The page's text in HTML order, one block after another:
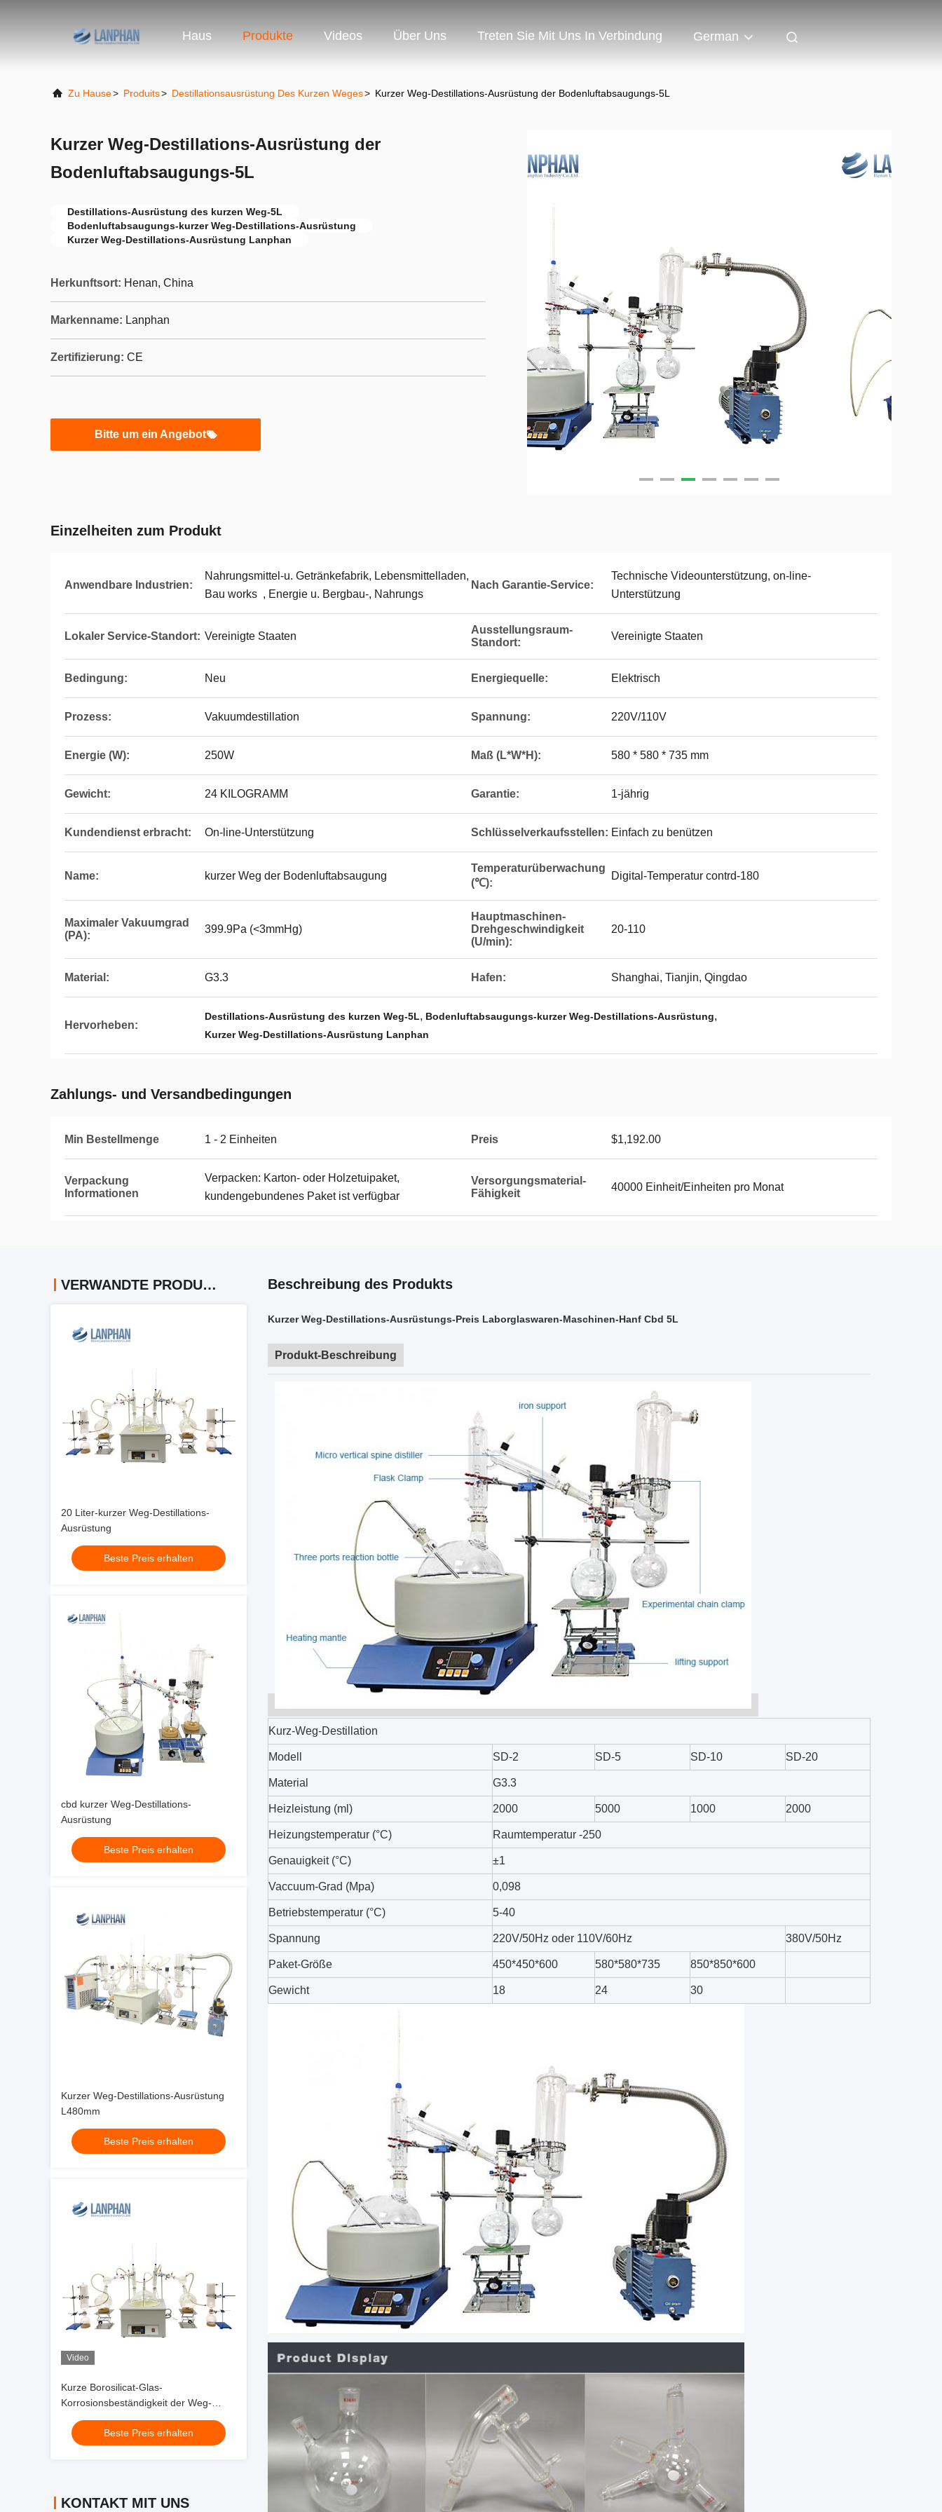
Haus Produkte Videos Über Uns Treten Sie Mit Uns In Verbindung German
Zu Hause> Produits> Destillationsausrüstung Des Kurzen Weges> Kurzer Weg-Destillations-Ausrüstung der Bodenluftabsaugungs-5L
Kurzer Weg-Destillations-Ausrüstung der
Bodenluftabsaugungs-5L
Destillations-Ausrüstung des kurzen Weg-5L
Bodenluftabsaugungs-kurzer Weg-Destillations-Ausrüstung
Kurzer Weg-Destillations-Ausrüstung Lanphan
Herkunftsort: Henan, China
Markenname: Lanphan
Zertifizierung: CE
Bitte um ein Angebot
Einzelheiten zum Produkt
Anwendbare Industrien:
Nahrungsmittel-u. Getränkefabrik, Lebensmittelladen,
Bau works , Energie u. Bergbau-, Nahrungs
Nach Garantie-Service:
Technische Videounterstützung, on-line-
Unterstützung
Lokaler Service-Standort: Vereinigte Staaten
Ausstellungsraum-
Standort:
Vereinigte Staaten
Bedingung: Neu Energiequelle: Elektrisch
Prozess: Vakuumdestillation Spannung: 220V/110V
Energie (W): 250W Maß (L*W*H): 580 * 580 * 735 mm
Gewicht: 24 KILOGRAMM Garantie: 1-jährig
Kundendienst erbracht: On-line-Unterstützung Schlüsselverkaufsstellen: Einfach zu benützen
Name: kurzer Weg der Bodenluftabsaugung
Temperaturüberwachung
(℃):
Digital-Temperatur contrd-180
Maximaler Vakuumgrad
(PA):
399.9Pa (<3mmHg)
Hauptmaschinen-
Drehgeschwindigkeit
(U/min):
20-110
Material: G3.3 Hafen: Shanghai, Tianjin, Qingdao
Hervorheben:
Destillations-Ausrüstung des kurzen Weg-5L, Bodenluftabsaugungs-kurzer Weg-Destillations-Ausrüstung,
Kurzer Weg-Destillations-Ausrüstung Lanphan
Zahlungs- und Versandbedingungen
Min Bestellmenge 1 - 2 Einheiten Preis $1,192.00
Verpackung
Informationen
Verpacken: Karton- oder Holzetuipaket,
kundengebundenes Paket ist verfügbar
Versorgungsmaterial-
Fähigkeit
40000 Einheit/Einheiten pro Monat
VERWANDTE PRODUKTE
20 Liter-kurzer Weg-Destillations-
Ausrüstung
Beste Preis erhalten
cbd kurzer Weg-Destillations-
Ausrüstung
Beste Preis erhalten
Kurzer Weg-Destillations-Ausrüstung
L480mm
Beste Preis erhalten
Video
Kurze Borosilicat-Glas-
Korrosionsbeständigkeit der Weg-
Destillations-Ausrüstungs-20L hohe
Beste Preis erhalten
KONTAKT MIT UNS
Beschreibung des Produkts
Kurzer Weg-Destillations-Ausrüstungs-Preis Laborglaswaren-Maschinen-Hanf Cbd 5L
Produkt-Beschreibung
Kurz-Weg-Destillation
Modell SD-2 SD-5 SD-10 SD-20
Material G3.3
Heizleistung (ml) 2000 5000 1000 2000
Heizungstemperatur (°C) Raumtemperatur -250
Genauigkeit (°C) ±1
Vaccuum-Grad (Mpa) 0,098
Betriebstemperatur (°C) 5-40
Spannung 220V/50Hz oder 110V/60Hz 380V/50Hz
Paket-Größe 450*450*600 580*580*735 850*850*600
Gewicht 18 24 30